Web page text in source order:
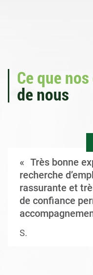
Ce que
de nous
Très bonne
recherche
rassurante et
de confiance
S.